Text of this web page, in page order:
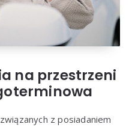
na przestrzeni
z posiadaniem